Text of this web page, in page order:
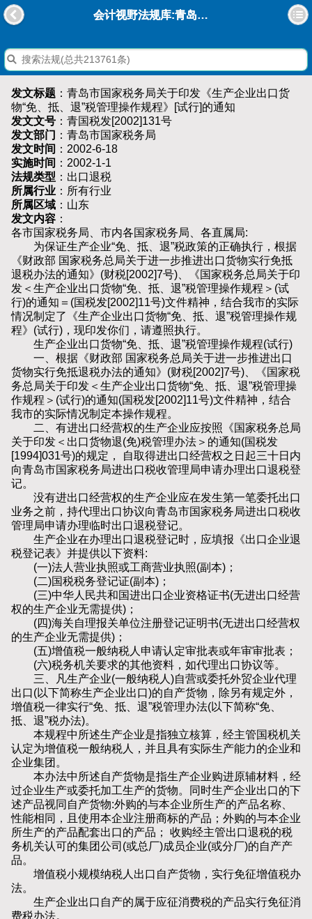
会计视野法规库:青岛市国家税务局关于印发《生产企业出口货物“免、抵、退”税管理操作规程》[试行]的通知
发文标题 ：青岛市国家税务局关于印发《生产企业出口货
物“免、抵、退”税管理操作规程》[试行]的通知
发文文号 ：青国税发[2002]131号
发文部门 ：青岛市国家税务局
发文时间 ：2002-6-18
实施时间 ：2002-1-1
法规类型 ：出口退税
所属行业 ：所有行业
所属区域 ：山东
发文内容 ：
各市国家税务局、市内各国家税务局、各直属局:
为保证生产企业“免、抵、退”税政策的正确执行，根据
《财政部 国家税务总局关于进一步推进出口货物实行免抵
退税办法的通知》(财税[2002]7号)、《国家税务总局关于印
发＜生产企业出口货物“免、抵、退”税管理操作规程＞(试
行)的通知＝(国税发[2002]11号)文件精神，结合我市的实际
情况制定了《生产企业出口货物“免、抵、退”税管理操作规
程》(试行)，现印发你们，请遵照执行。
生产企业出口货物“免、抵、退”税管理操作规程(试行)
一、根据《财政部 国家税务总局关于进一步推进出口
货物实行免抵退税办法的通知》(财税[2002]7号)、《国家税
务总局关于印发＜生产企业出口货物“免、抵、退”税管理操
作规程＞(试行)的通知(国税发[2002]11号)文件精神，结合
我市的实际情况制定本操作规程。
二、有进出口经营权的生产企业应按照《国家税务总局
关于印发＜出口货物退(免)税管理办法＞的通知(国税发
[1994]031号)的规定， 自取得进出口经营权之日起三十日内
向青岛市国家税务局进出口税收管理局申请办理出口退税登
记。
没有进出口经营权的生产企业应在发生第一笔委托出口
业务之前，持代理出口协议向青岛市国家税务局进出口税收
管理局申请办理临时出口退税登记。
生产企业在办理出口退税登记时，应填报《出口企业退
税登记表》并提供以下资料:
(一)法人营业执照或工商营业执照(副本)；
(二)国税税务登记证(副本)；
(三)中华人民共和国进出口企业资格证书(无进出口经营
权的生产企业无需提供)；
(四)海关自理报关单位注册登记证明书(无进出口经营权
的生产企业无需提供)；
(五)增值税一般纳税人申请认定审批表或年审审批表；
(六)税务机关要求的其他资料，如代理出口协议等。
三、凡生产企业(一般纳税人)自营或委托外贸企业代理
出口(以下简称生产企业出口)的自产货物，除另有规定外，
增值税一律实行“免、抵、退”税管理办法(以下简称“免、
抵、退”税办法)。
本规程中所述生产企业是指独立核算，经主管国税机关
认定为增值税一般纳税人，并且具有实际生产能力的企业和
企业集团。
本办法中所述自产货物是指生产企业购进原辅材料，经
过企业生产或委托加工生产的货物。同时生产企业出口的下
述产品视同自产货物:外购的与本企业所生产的产品名称、
性能相同，且使用本企业注册商标的产品；外购的与本企业
所生产的产品配套出口的产品； 收购经主管出口退税的税
务机关认可的集团公司(或总厂)成员企业(或分厂)的自产产
品。
增值税小规模纳税人出口自产货物，实行免征增值税办
法。
生产企业出口自产的属于应征消费税的产品实行免征消
费税办法。